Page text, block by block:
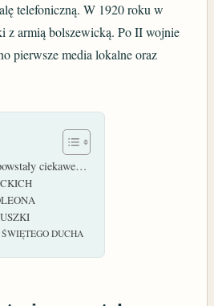
telefoniczną. W 1920 roku w
z armią bolszewicką. Po II wojnie
pierwsze media lokalne oraz
ciekawe…
DUCHA